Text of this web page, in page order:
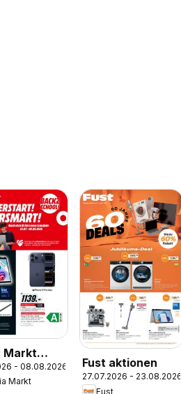
Markt
- 08.08.2026
Markt
Fust aktionen
27.07.2026 - 23.08.2026
Fust